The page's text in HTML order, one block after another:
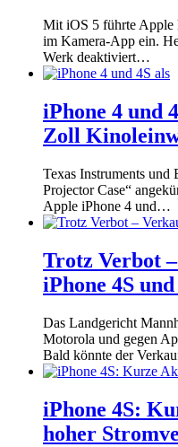
Mit iOS 5 führte Apple
im Kamera-App ein.
Werk deaktiviert…
iPhone 4 und
Zoll
Texas Instruments und
Projector Case“
Apple iPhone 4 und…
Trotz Verbot
iPhone 4S
Das Landgericht
Motorola und gegen
Bald könnte der
iPhone 4S:
hoher